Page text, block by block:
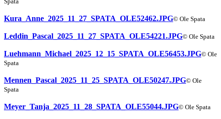
Kura_Anne_2025_11_27_SPATA_OLE52462.JPG© Ole Spata
Leddin_Pascal_2025_11_27_SPATA_OLE54221.JPG© Ole Spata
Luehmann_Michael_2025_12_15_SPATA_OLE56453.JPG© Ole
Spata
Mennen_Pascal_2025_11_25_SPATA_OLE50247.JPG© Ole
Spata
Meyer_Tanja_2025_11_28_SPATA_OLE55044.JPG© Ole Spata